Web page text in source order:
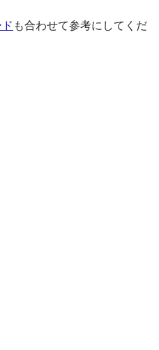
も合わせて参考にしてくだ